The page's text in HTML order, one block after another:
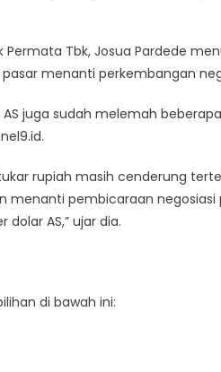
Permata Tbk, Josua Pardede
menanti perkembangan
AS juga sudah melemah
rupiah masih cenderung
menanti pembicaraan negosiasi
dolar AS,” ujar dia.
di bawah ini: